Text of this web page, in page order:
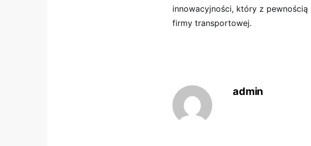
innowacyjności, który z
firmy transportowej.
admin